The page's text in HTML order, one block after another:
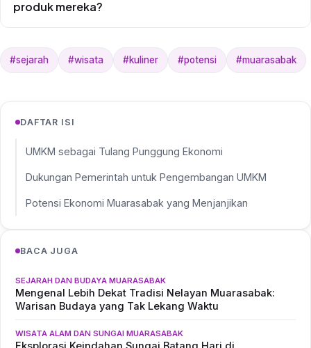
produk mereka?
#sejarah #wisata #kuliner #potensi #muarasabak
DAFTAR ISI
UMKM sebagai Tulang Punggung Ekonomi
Dukungan Pemerintah untuk Pengembangan UMKM
Potensi Ekonomi Muarasabak yang Menjanjikan
BACA JUGA
SEJARAH DAN BUDAYA MUARASABAK
Mengenal Lebih Dekat Tradisi Nelayan Muarasabak:
Warisan Budaya yang Tak Lekang Waktu
WISATA ALAM DAN SUNGAI MUARASABAK